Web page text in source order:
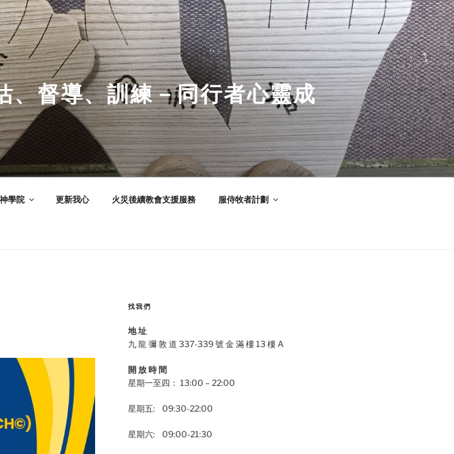
、督導、訓練－同行者心靈成
學院 更新我心 火災後續教會支援服務 服侍牧者計劃
找我們
地 址
九 龍 彌 敦 道 337-339 號 金 滿 樓 13 樓 A
開 放 時 間
星期一至四： 13:00 – 22:00
星期五: 09:30-22:00
星期六: 09:00-21:30